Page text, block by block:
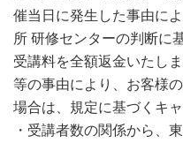
催当日に発生した事由に
所 研修センターの判断に
受講料を全額返金いたし
等の事由により、お客様
場合は、規定に基づくキ
・受講者数の関係から、